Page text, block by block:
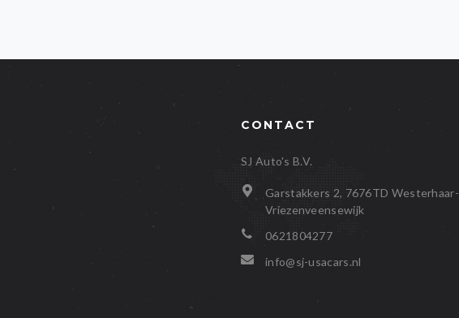
CONTACT
SJ Auto's B.V.
Garstakkers 2, 7676TD Westerhaar-
Vriezenveensewijk
0621804277
info@sj-usacars.nl